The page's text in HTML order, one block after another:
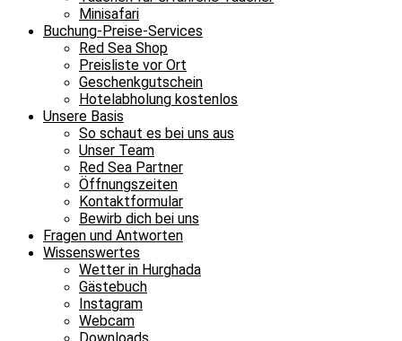
Minisafari
Buchung-Preise-Services
Red Sea Shop
Preisliste vor Ort
Geschenkgutschein
Hotelabholung kostenlos
Unsere Basis
So schaut es bei uns aus
Unser Team
Red Sea Partner
Öffnungszeiten
Kontaktformular
Bewirb dich bei uns
Fragen und Antworten
Wissenswertes
Wetter in Hurghada
Gästebuch
Instagram
Webcam